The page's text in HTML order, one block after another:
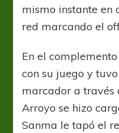
mismo instante en
red marcando el
En el
con su juego y
marcador a través
Arroyo se hizo
Sanma le tapó el